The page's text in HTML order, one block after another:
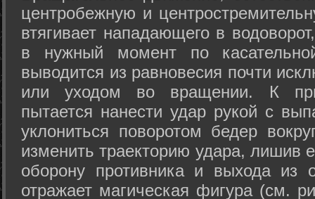
центробежную и
втягивает нападающего в
в нужный момент по
выводится из равновесия почти
или уходом во вращении. К
пытается нанести удар рукой с
уклониться поворотом бедер
изменить траекторию удара, лишив
оборону противника и выхода из
отражает магическая фигура (см.